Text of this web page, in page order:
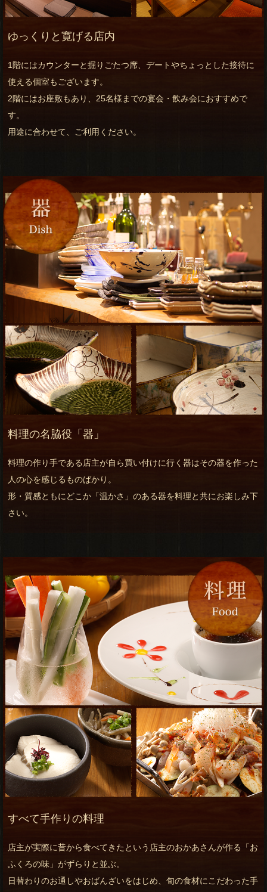
ゆっくりと寛げる店内
1階にはカウンターと掘りごたつ席、デートやちょっとした接待に
使える個室もございます。
2階にはお座敷もあり、25名様までの宴会・飲み会におすすめで
す。
用途に合わせて、ご利用ください。
料理の名脇役「器」
料理の作り手である店主が自ら買い付けに行く器はその器を作った
人の心を感じるものばかり。
形・質感ともにどこか「温かさ」のある器を料理と共にお楽しみ下
さい。
すべて手作りの料理
店主が実際に昔から食べてきたという店主のおかあさんが作る「お
ふくろの味」がずらりと並ぶ。
日替わりのお通しやおばんざいをはじめ、旬の食材にこだわった手